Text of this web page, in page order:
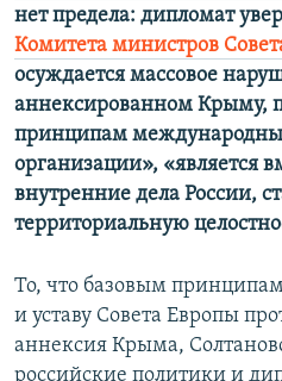
нет предела: дипломат
Комитета министров
осуждается массовое
аннексированном Крыму,
принципам
организации», «является
внутренние дела России,
территориальную
То, что базовым
и уставу Совета Европы
аннексия Крыма,
российские политики и